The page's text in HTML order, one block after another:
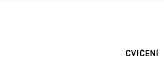
CVIČENÍ